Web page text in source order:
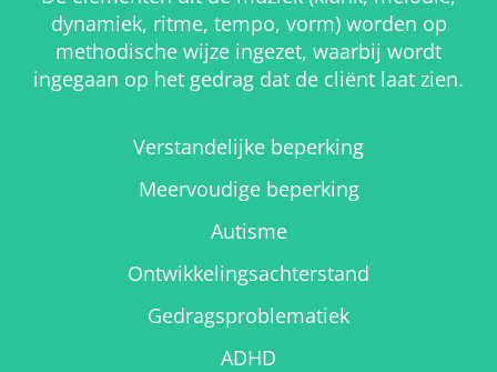
dynamiek, ritme, tempo, vorm) worden op
methodische wijze ingezet, waarbij wordt
ingegaan op het gedrag dat de cliënt laat zien.
Verstandelijke beperking
Meervoudige beperking
Autisme
Ontwikkelingsachterstand
Gedragsproblematiek
ADHD